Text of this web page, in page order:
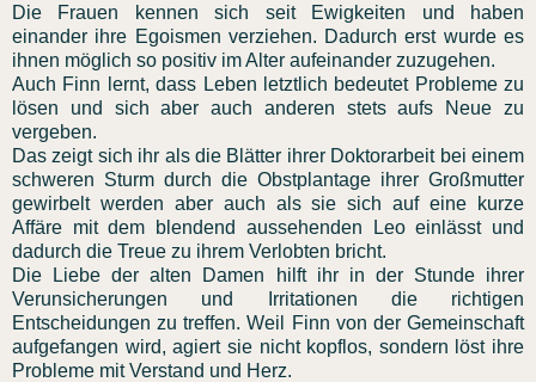
Die Frauen kennen sich seit Ewigkeiten und haben
einander ihre Egoismen verziehen. Dadurch erst wurde es
ihnen möglich so positiv im Alter aufeinander zuzugehen.
Auch Finn lernt, dass Leben letztlich bedeutet Probleme zu
lösen und sich aber auch anderen stets aufs Neue zu
vergeben.
Das zeigt sich ihr als die Blätter ihrer Doktorarbeit bei einem
schweren Sturm durch die Obstplantage ihrer Großmutter
gewirbelt werden aber auch als sie sich auf eine kurze
Affäre mit dem blendend aussehenden Leo einlässt und
dadurch die Treue zu ihrem Verlobten bricht.
Die Liebe der alten Damen hilft ihr in der Stunde ihrer
Verunsicherungen und Irritationen die richtigen
Entscheidungen zu treffen. Weil Finn von der Gemeinschaft
aufgefangen wird, agiert sie nicht kopflos, sondern löst ihre
Probleme mit Verstand und Herz.